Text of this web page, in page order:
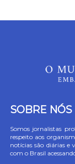
SOBRE NÓS
Somos jornalistas
respeito aos
notícias são diárias e
com o Brasil